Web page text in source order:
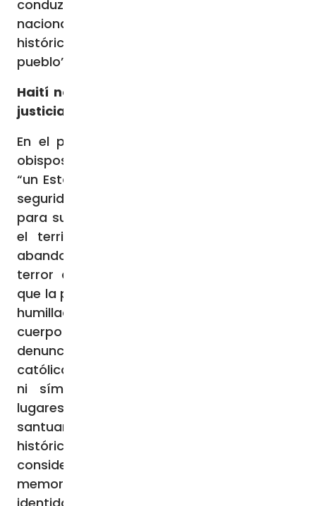
conduzca a un verdadero consenso
nacional, teniendo en cuenta la realidad
histórica, cultural y social de nuestro
pueblo”.
Haití no garantiza “ni la seguridad, ni la
justicia”
En el pronunciamiento firmado por los 12
obispos del país, se denuncia que la isla es
“un Estado fallido que ya no garantiza ni la
seguridad, ni la justicia, ni lo mínimo vital
para su pueblo”. Los obispos alertaron que
el territorio se encuentra “fragmentado,
abandonado a la ley de las armas y al
terror de las bandas armadas”, mientras
que la población está “en fuga, desplazada,
humillada, empobrecida, herida en su
cuerpo y en su alma”. Asimismo,
denunciaron la inseguridad que viven los
católicos en el país, en donde “ningún lugar
ni símbolo es respetado: se profanan
lugares de culto, se violan y saquean
santuarios, se vandaliza el patrimonio
histórico y cultural del país, se incendia sin
consideración por su valor como signo de
memoria colectiva, fe compartida e